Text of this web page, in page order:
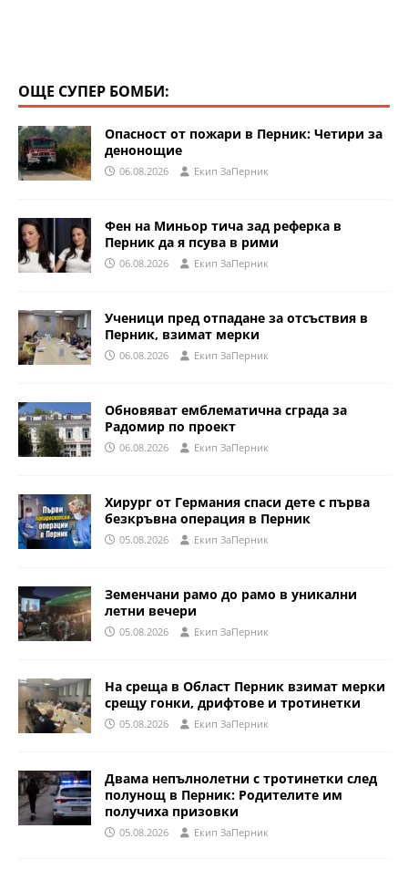
ОЩЕ СУПЕР БОМБИ:
Опасност от пожари в Перник: Четири за
денонощие
06.08.2026 Eкип ЗаПерник
Фен на Миньор тича зад реферка в
Перник да я псува в рими
06.08.2026 Eкип ЗаПерник
Ученици пред отпадане за отсъствия в
Перник, взимат мерки
06.08.2026 Eкип ЗаПерник
Обновяват емблематична сграда за
Радомир по проект
06.08.2026 Eкип ЗаПерник
Хирург от Германия спаси дете с първа
безкръвна операция в Перник
05.08.2026 Eкип ЗаПерник
Земенчани рамо до рамо в уникални
летни вечери
05.08.2026 Eкип ЗаПерник
На среща в Област Перник взимат мерки
срещу гонки, дрифтове и тротинетки
05.08.2026 Eкип ЗаПерник
Двама непълнолетни с тротинетки след
полунощ в Перник: Родителите им
получиха призовки
05.08.2026 Eкип ЗаПерник